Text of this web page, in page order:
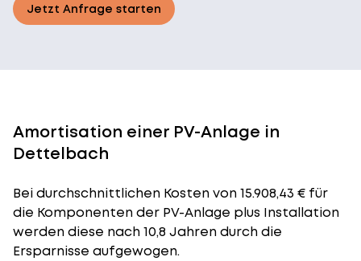
Jetzt Anfrage starten
Amortisation einer PV-Anlage in
Dettelbach
Bei durchschnittlichen Kostenvon 15.908,43 € für
die Komponenten der PV-Anlage plus Installation
werden diese nach 10,8 Jahren durch die
Ersparnisse aufgewogen.